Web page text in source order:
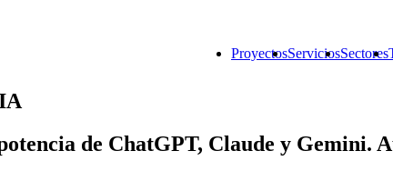
ProyectosServiciosSectores
de ChatGPT, Claude y Gemini.